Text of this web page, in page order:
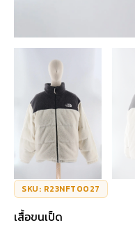
SKU: R23NFT0027
เสื้อขนเป็ด